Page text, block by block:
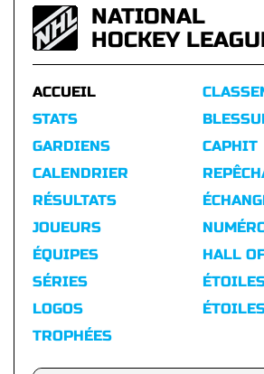
NATIONAL
HOCKEY
ACCUEIL
STATS
GARDIENS
CALENDRIER
RÉSULTATS
CAPHIT
JOUEURS
ÉQUIPES
SÉRIES
LOGOS
TROPHÉES
HALL